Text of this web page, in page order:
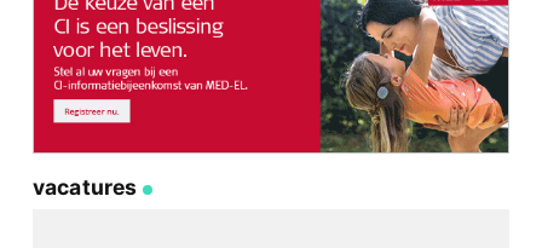
vacatures